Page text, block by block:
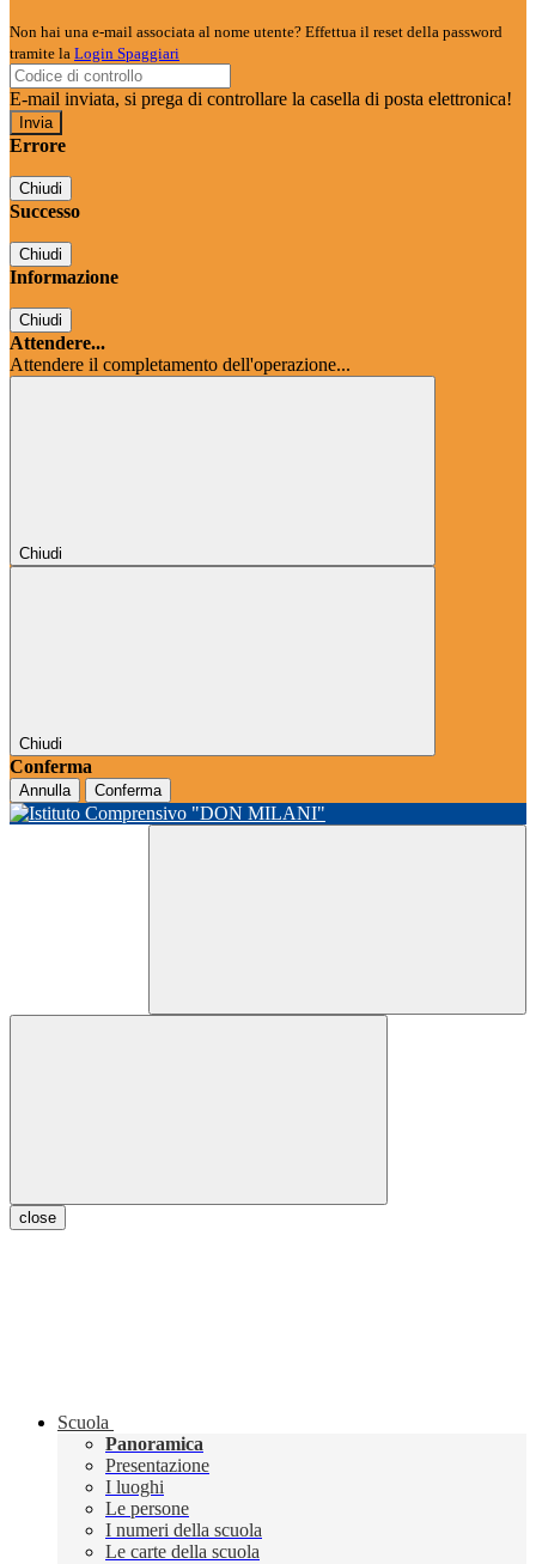
Non hai una e-mail associata al nome utente? Effettua il reset della password
tramite la Login Spaggiari
E-mail inviata, si prega di controllare la casella di posta elettronica!
Errore
Chiudi
Successo
Chiudi
Informazione
Chiudi
Attendere...
Attendere il completamento dell'operazione...
Chiudi
Chiudi
Conferma
Annulla Conferma
close
Scuola
Panoramica
Presentazione
I luoghi
Le persone
I numeri della scuola
Le carte della scuola